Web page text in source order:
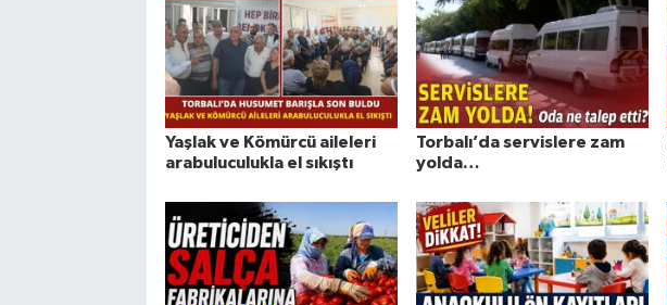
Yaşlak ve Kömürcü aileleri
arabuluculukla el sıkıştı
Torbalı’da servislere zam
yolda…